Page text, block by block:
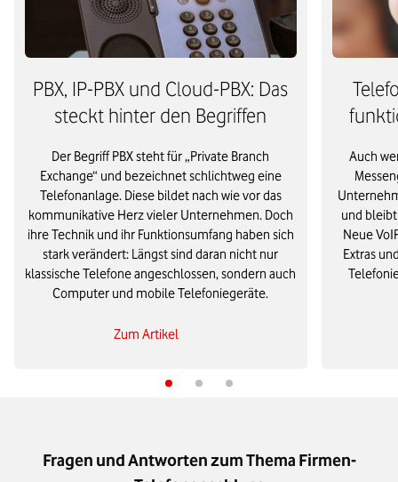
PBX, IP-PBX und Cloud-PBX: Das
steckt hinter den Begriffen
Der Begriff PBX steht für „Private Branch
Exchange“ und bezeichnet schlichtweg eine
Telefonanlage. Diese bildet nach wie vor das
kommunikative Herz vieler Unternehmen. Doch
ihre Technik und ihr Funktionsumfang haben sich
stark verändert: Längst sind daran nicht nur
klassische Telefone angeschlossen, sondern auch
Computer und mobile Telefoniegeräte.
Zum Artikel
Auch
und
Neue
Extras
Fragen und Antworten zum Thema Firmen-